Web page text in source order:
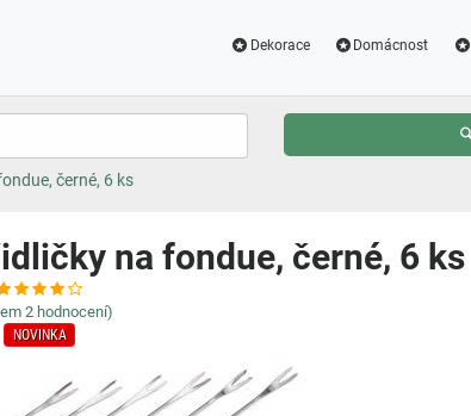
Dekorace Domácnost
černé, 6 ks
na fondue, černé, 6 ks
2 hodnocení)
NOVINKA